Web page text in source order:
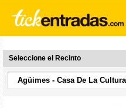
Seleccione el Recinto